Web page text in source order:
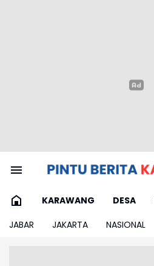
KARAWANG DESA
JABAR
JAKARTA NASIONAL